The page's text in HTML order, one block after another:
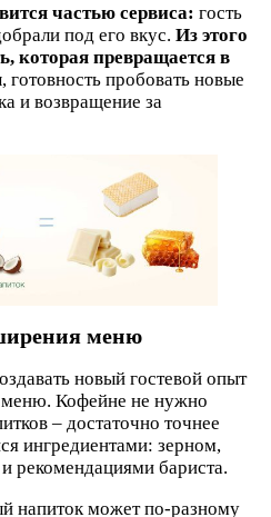
частью сервиса: гость
под его вкус. Из этого
которая превращается в
готовность пробовать новые
и возвращение за
меню
новый гостевой опыт
Кофейне не нужно
– достаточно точнее
ингредиентами: зерном,
рекомендациями бариста.
напиток может по-разному